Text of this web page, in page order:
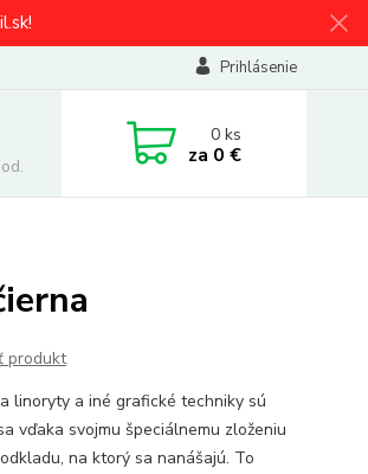
Prihlásenie
0ks
za 0 €
produkt
linoryty a iné grafické techniky sú
vďaka svojmu špeciálnemu zloženiu
na ktorý sa nanášajú. To